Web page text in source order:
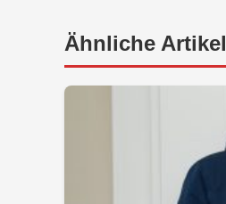
Ähnliche Artikel